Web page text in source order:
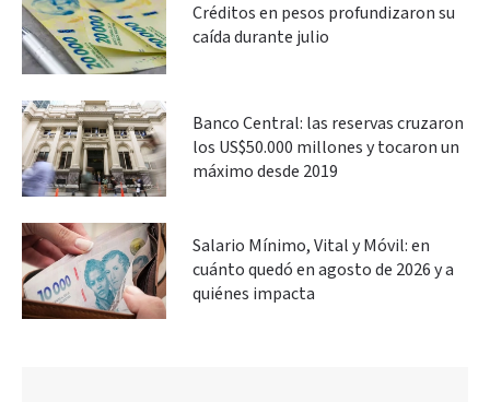
Créditos en pesos profundizaron su
caída durante julio
Banco Central: las reservas cruzaron
los US$50.000 millones y tocaron un
máximo desde 2019
Salario Mínimo, Vital y Móvil: en
cuánto quedó en agosto de 2026 y a
quiénes impacta